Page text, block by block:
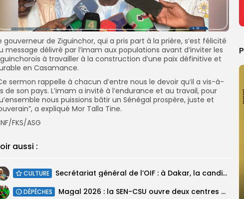
gouverneur de Ziguinchor, qui a pris part à la prière, s’est félicité
message délivré par l’imam aux populations avant d’inviter les
à travailler à la construction d’une paix définitive et
en Casamance.
sermon rappelle à chacun d’entre nous le devoir qu’il a vis-à-
de son pays. L’imam a invité à l’endurance et au travail, pour
nous puissions bâtir un Sénégal prospère, juste et
a expliqué Mor Talla Tine.
FKS/ASG
aussi :
CULTURE Secrétariat général de l’OIF : à Dakar, la candidate Coumba Bâ, décline...
DÉPÊCHES Magal 2026 : la SEN-CSU ouvre deux centres d’enrôlement à Touba